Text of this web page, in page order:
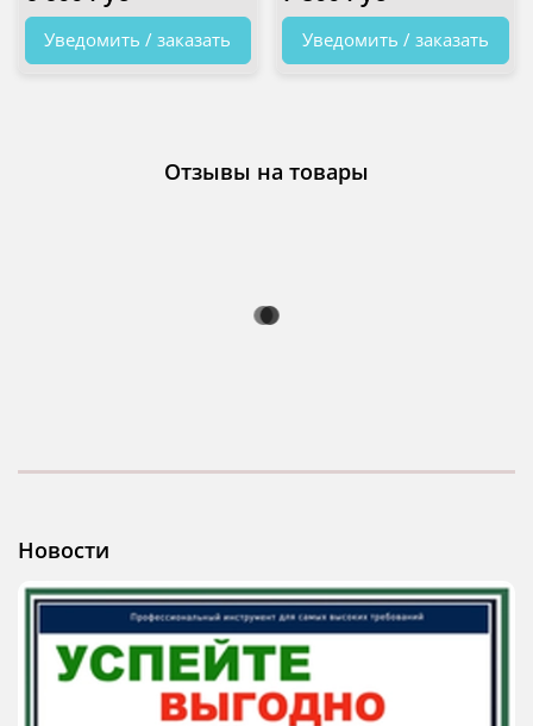
Уведомить / заказать Уведомить / заказать
Отзывы на товары
Новости